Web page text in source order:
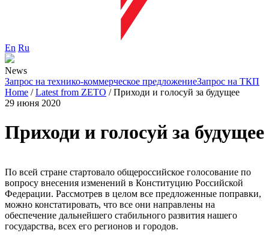
En Ru
News
Запрос на технико-коммерческое предложениеЗапрос на ТКП
Home /Latest from ZETO /Приходи и голосуй за будущее
29 июня 2020
Приходи и голосуй за будущее
По всей стране стартовало общероссийское голосование по
вопросу внесения изменений в Конституцию Российской
Федерации. Рассмотрев в целом все предложенные поправки,
можно констатировать, что все они направлены на
обеспечение дальнейшего стабильного развития нашего
государства, всех его регионов и городов.